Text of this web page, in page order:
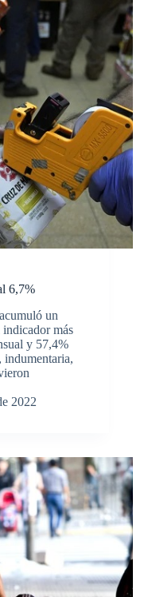
6,7%
un
más
y 57,4%
indumentaria,
2022